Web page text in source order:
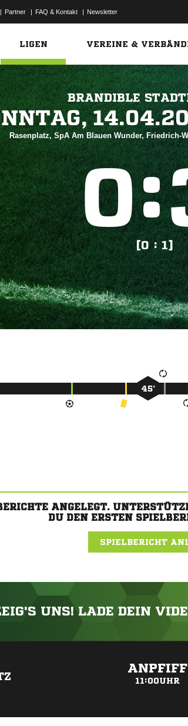
| Partner | FAQ & Kontakt | Newsletter
LIGEN VEREINE &
BRANDIBLE
Rasenplatz, SpA Am Blauen Wunder, Friedrich-
:
[0 : 1]
45’
ANGELEGT.
DU DEN ERSTEN
SPIELBERICHT
UNS! LADE DEIN
ANPFIFF
11:00UHR